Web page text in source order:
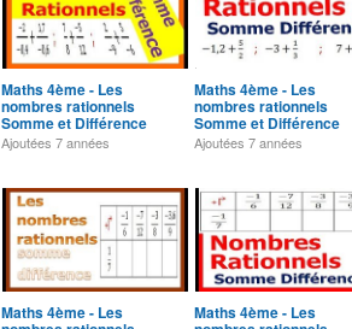
Maths 4ème - Les
nombres rationnels
Somme et Différence
Exercice 7
Ajoutées 7 années
Maths 4ème - Les
nombres rationnels
Somme et Différence
Exercice 8
Ajoutées 7 années
Maths 4ème - Les Maths 4ème - Les